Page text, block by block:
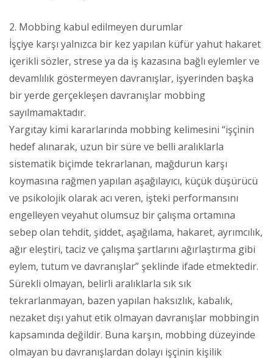
2. Mobbing kabul edilmeyen durumlar
İşçiye karşı yalnızca bir kez yapılan küfür yahut hakaret
içerikli sözler, strese ya da iş kazasına bağlı eylemler ve
devamlılık göstermeyen davranışlar, işyerinden başka
bir yerde gerçekleşen davranışlar mobbing
sayılmamaktadır.
Yargıtay kimi kararlarında mobbing kelimesini “işçinin
hedef alınarak, uzun bir süre ve belli aralıklarla
sistematik biçimde tekrarlanan, mağdurun karşı
koymasına rağmen yapılan aşağılayıcı, küçük düşürücü
ve psikolojik olarak acı veren, işteki performansını
engelleyen veyahut olumsuz bir çalışma ortamına
sebep olan tehdit, şiddet, aşağılama, hakaret, ayrımcılık,
ağır eleştiri, taciz ve çalışma şartlarını ağırlaştırma gibi
eylem, tutum ve davranışlar” şeklinde ifade etmektedir.
Sürekli olmayan, belirli aralıklarla sık sık
tekrarlanmayan, bazen yapılan haksızlık, kabalık,
nezaket dışı yahut etik olmayan davranışlar mobbingin
kapsamında değildir. Buna karşın, mobbing düzeyinde
olmayan bu davranışlardan dolayı işçinin kişilik